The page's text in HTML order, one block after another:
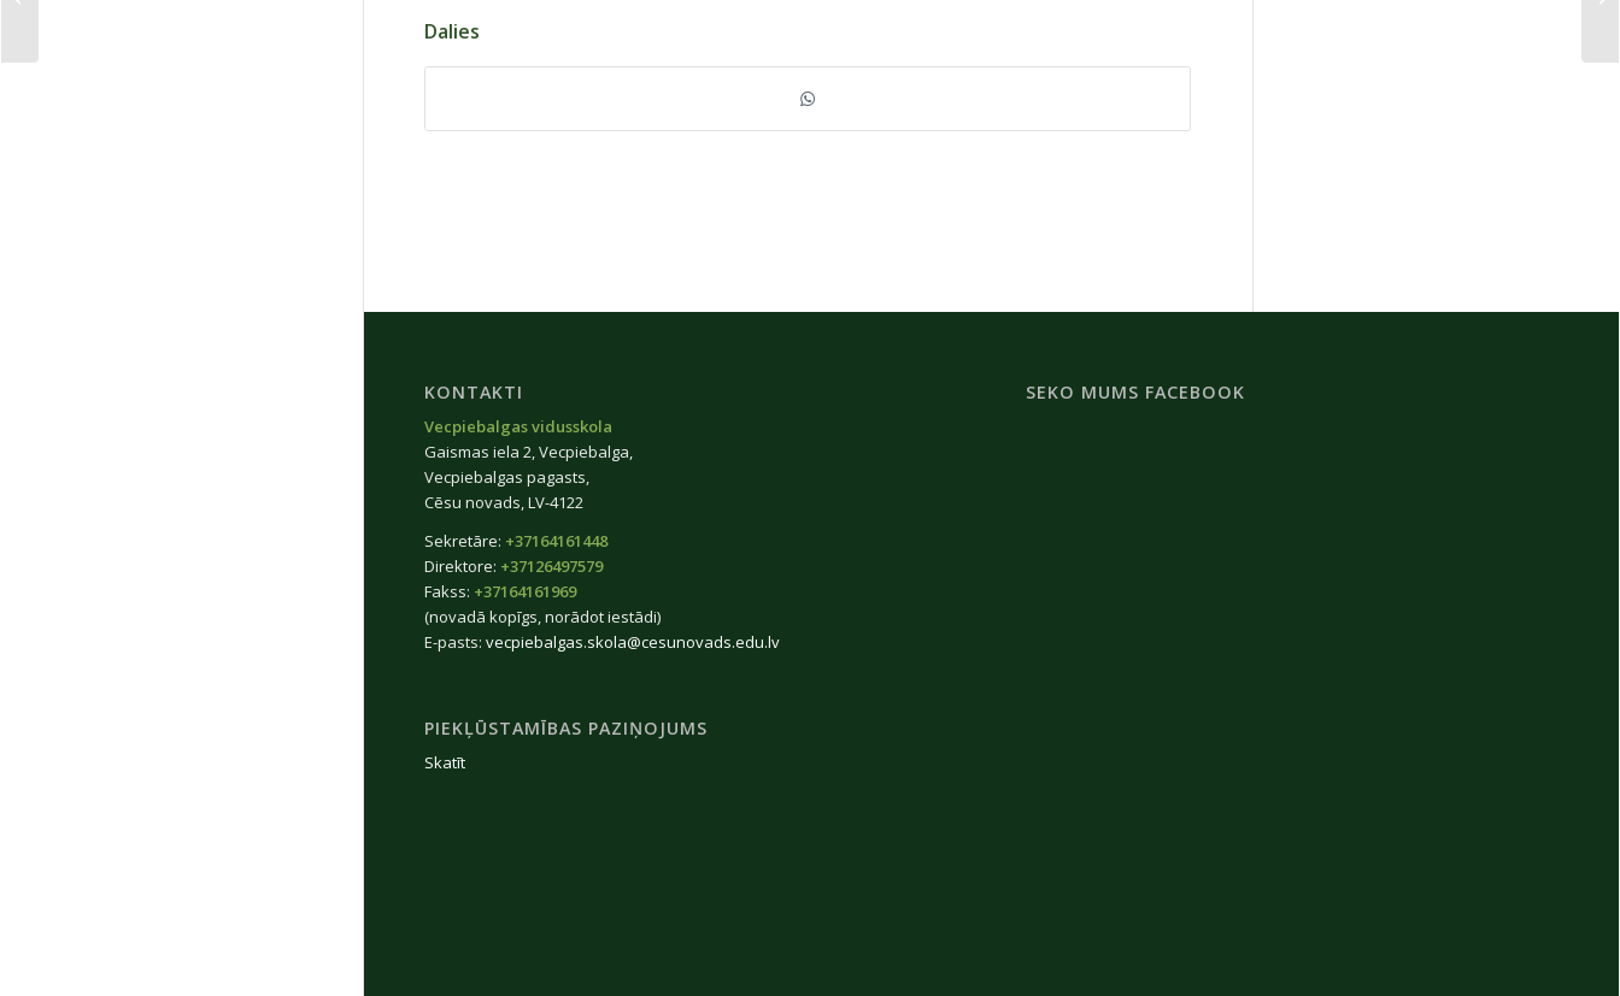
Dalies
KONTAKTI
Vecpiebalgas vidusskola
Gaismas iela 2, Vecpiebalga,
Vecpiebalgas pagasts,
Cēsu novads, LV-4122
Sekretāre: +37164161448
Direktore: +37126497579
Fakss: +37164161969
(novadā kopīgs, norādot iestādi)
E-pasts: vecpiebalgas.skola@cesunovads.edu.lv
PIEKĻŪSTAMĪBAS PAZIŅOJUMS
Skatīt
SEKO MUMS FACEBOOK